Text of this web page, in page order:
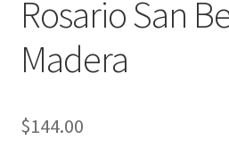
Rosario San
Madera
$144.00